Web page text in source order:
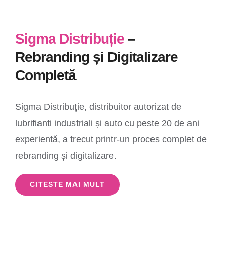
Sigma Distribuție–
Rebranding și Digitalizare
Completă
Sigma Distribuție, distribuitor autorizat de
lubrifianți industriali și auto cu peste 20 de ani
experiență, a trecut printr-un proces complet de
rebranding și digitalizare.
CITESTE MAI MULT